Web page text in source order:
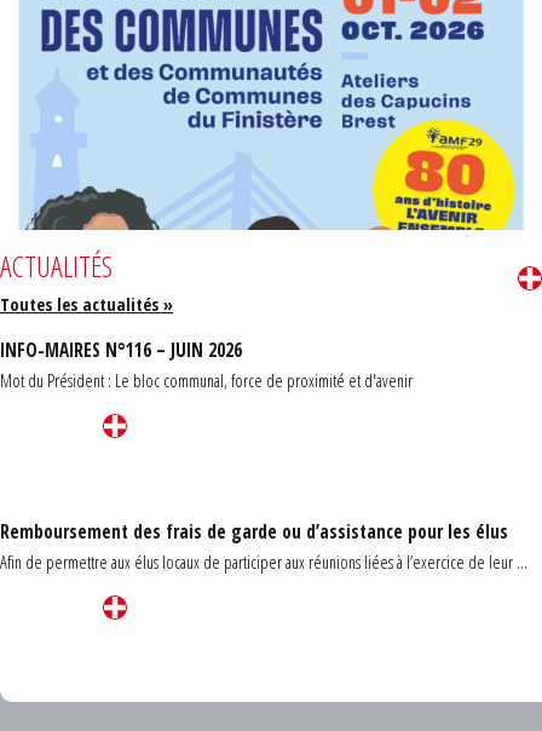
ACTUALITÉS
Toutes les actualités »
INFO-MAIRES N°116 – JUIN 2026
Mot du Président : Le bloc communal, force de proximité et d'avenir
Remboursement des frais de garde ou d’assistance pour les élus
Afin de permettre aux élus locaux de participer aux réunions liées à l’exercice de leur ...